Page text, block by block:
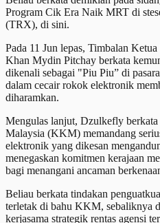
Program Cik Era Naik MRT di
(TRX), di sini.
Pada 11 Jun lepas, ​Timbalan
Khan Mydin Pitchay berkata
dikenali sebagai "Piu Piu” di
dalam cecair rokok elektronik
diharamkan.
Mengulas lanjut, Dzulkefly
Malaysia (KKM) memandang
elektronik yang dikesan
menegaskan komitmen kerajaan
bagi menangani ancaman
Beliau berkata tindakan
terletak di bahu KKM, sebaliknya
kerjasama strategik rentas agensi